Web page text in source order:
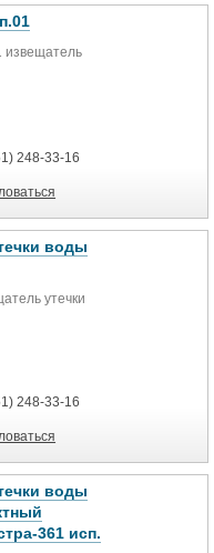
извещатель
воды
248-33-16
воды
утечки
по
воды и выдачи
на приемно-
или систему
248-33-16
воды
361 исп.